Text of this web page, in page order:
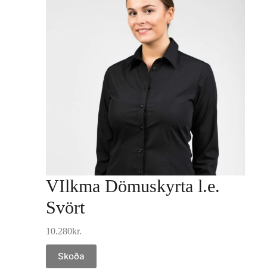
VIlkma Dömuskyrta l.e.
Svört
10.280kr.
Skoða